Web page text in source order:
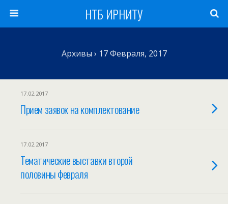
НТБ ИРНИТУ
Архивы › 17 Февраля, 2017
17.02.2017
Прием заявок на комплектование
17.02.2017
Тематические выставки второй
половины февраля